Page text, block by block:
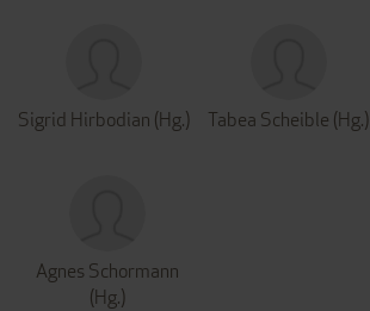
Sigrid Hirbodian (Hg.) Tabea Scheible (Hg.)
Agnes Schormann
(Hg.)